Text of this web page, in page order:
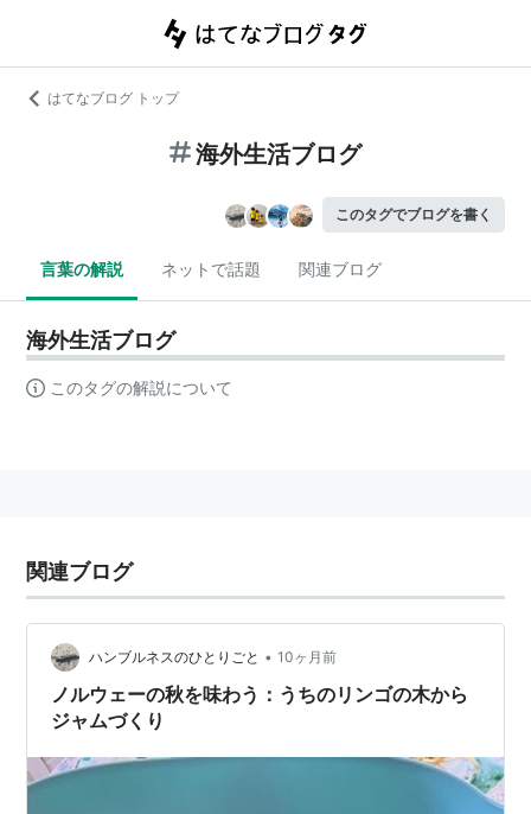
はてなブログ トップ
海外生活ブログ
このタグでブログを書く
言葉の解説 ネットで話題 関連ブログ
海外生活ブログ
このタグの解説について
関連ブログ
ハンブルネスのひとりごと • 10ヶ月前
ノルウェーの秋を味わう：うちのリンゴの木から
ジャムづくり